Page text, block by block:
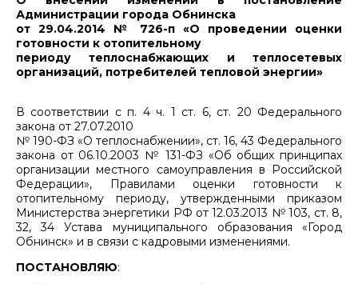
Администрации города Обнинска
от 29.04.2014 № 726-п «О проведении оценки
готовности к отопительному
периоду теплоснабжающих и теплосетевых
организаций, потребителей тепловой энергии»
В соответствии с п. 4 ч. 1 ст. 6, ст. 20 Федерального
закона от 27.07.2010
№ 190-ФЗ «О теплоснабжении», ст. 16, 43 Федерального
закона от 06.10.2003 № 131-ФЗ «Об общих принципах
организации местного самоуправления в Российской
Федерации», Правилами оценки готовности к
отопительному периоду, утвержденными приказом
Министерства энергетики РФ от 12.03.2013 № 103, ст. 8,
32, 34 Устава муниципального образования «Город
Обнинск» и в связи с кадровыми изменениями.
ПОСТАНОВЛЯЮ: